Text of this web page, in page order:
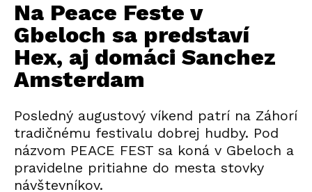
Na Peace Feste v
Gbeloch sa predstaví
Hex, aj domáci Sanchez
Amsterdam
Posledný augustový víkend patrí na Záhorí
tradičnému festivalu dobrej hudby. Pod
názvom PEACE FEST sa koná v Gbeloch a
pravidelne pritiahne do mesta stovky
návštevníkov.